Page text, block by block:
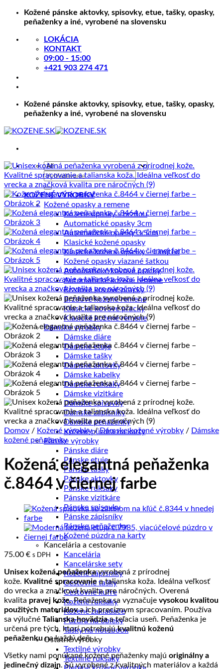
Skip
Kožené pánske aktovky, spisovky, etue, tašky, opasky,
peňaženky a iné, vyrobené na slovensku
LOKÁCIA
KONTAKT
09:00 - 15:00
+421 903 274 471
Kožené pánske aktovky, spisovky, etue, tašky, opasky,
peňaženky a iné, vyrobené na slovensku
Hľadať:
KOŽENÉ VÝROBKY
Kožené opasky a remene
Kožené opasky s brzdou
Automatické opasky 3cm
Automatické opasky 3.5cm
Klasické kožené opasky
Klasické kožené opasky – Limited
Kožené opasky viazané šatkou
Automatické kovové pracky
Automatické kožené remene
Brzdové kovové pracky
Brzdové kožené remene
Klasické kovové pracky
Klasické kožené remene
Dámske výrobky
Dámske diáre
Dámske etuje
Dámske tašky
Dámske aktovky
Dámske kabelky
Dámske ruksaky
Dámske vizitkáre
Dámske spisovky
Dámske zápisníky
Dámske peňaženky
Kožené púzdra na karty
Pánske výrobky
Pánske diáre
Pánske etuje
Pánske tašky
Pánske aktovky
Pánske ruksaky
Pánske vizitkáre
Pánske spisovky
Pánske zápisníky
Pánske peňaženky
Kožené púzdra na karty
Kancelária a cestovanie
Kancelária
Kancelárske sety
Kožené zápisníky
Cestovné tašky
Cestovné kufre
Kožené ruksaky
Kožené zakladače
Púzdra na obleky
Tašky na notebook
Ostatné výrobky
Textilné výrobky
Textilné ruksaky
Domov / Kožené výrobky / Dámske kožené výrobky / Dámske
kožené peňaženky
Kožená elegantná peňaženka
č.8464 v čiernej farbe
75.00 € s DPH
Unisex kožená peňaženkavyrobená z prírodnej
kože. Kvalitné spracovanie a talianska koža. Ideálna veľkosť
do vrecka a značková kvalita pre náročných. Overená
kvalita pravej kože.Peňaženka sa vyznačuje vysokou kvalitou
použitých materiálova ich precíznym spracovaním. Používa
sa výlučné Talianska hovädziaa teľacia useň. Peňaženka je
určená pre tých, ktorí potrebujúkvalitnú koženú
peňaženku na každý deň.
Všetky nami ponúkané kožené peňaženky majú originálny a
jedinečný dizajn. Sú vyrobené z kvalitných materiálov a každá